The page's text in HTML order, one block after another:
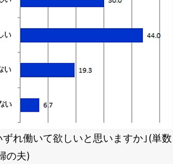
れ働いて欲しいと思いますか｣(単数
の夫)